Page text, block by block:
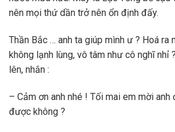
nên mọi thứ dần trở nên ổn định đấy.
Thần Bắc … anh ta giúp mình ư ? Hoá ra
không lạnh lùng, vô tâm như cô nghĩ nhỉ
lên, nhắn :
– Cảm ơn anh nhé ! Tối mai em mời
được không ?